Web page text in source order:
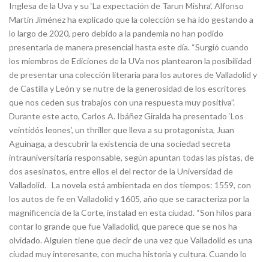
Inglesa de la Uva y su ‘La expectación de Tarun Mishra’. Alfonso
Martín Jiménez ha explicado que la colección se ha ido gestando a
lo largo de 2020, pero debido a la pandemia no han podido
presentarla de manera presencial hasta este día. “Surgió cuando
los miembros de Ediciones de la UVa nos plantearon la posibilidad
de presentar una colección literaria para los autores de Valladolid y
de Castilla y León y se nutre de la generosidad de los escritores
que nos ceden sus trabajos con una respuesta muy positiva”.
Durante este acto, Carlos A. Ibáñez Giralda ha presentado ‘Los
veintidós leones’, un thriller que lleva a su protagonista, Juan
Aguinaga, a descubrir la existencia de una sociedad secreta
intrauniversitaria responsable, según apuntan todas las pistas, de
dos asesinatos, entre ellos el del rector de la Universidad de
Valladolid. La novela está ambientada en dos tiempos: 1559, con
los autos de fe en Valladolid y 1605, año que se caracteriza por la
magnificencia de la Corte, instalad en esta ciudad. “Son hilos para
contar lo grande que fue Valladolid, que parece que se nos ha
olvidado. Alguien tiene que decir de una vez que Valladolid es una
ciudad muy interesante, con mucha historia y cultura. Cuando lo